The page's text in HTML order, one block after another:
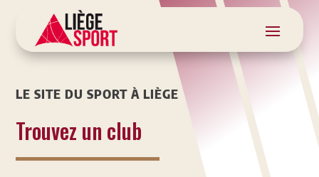
LE SITE DU SPORT À LIÈGE
Trouvez un club